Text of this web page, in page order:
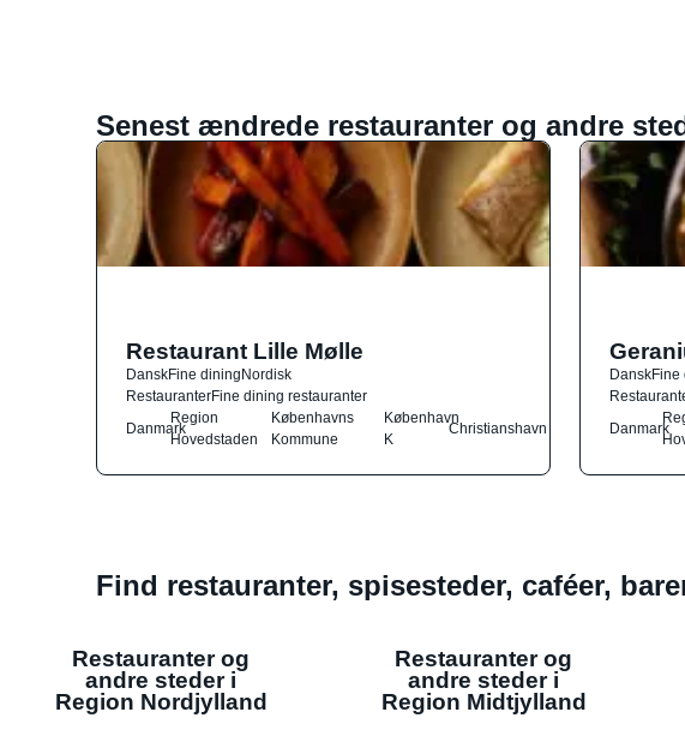
Senest ændrede restauranter og andre
Restaurant Lille Mølle
DanskFine diningNordisk
RestauranterFine dining restauranter
Danmark
Region
Hovedstaden
Københavns
Kommune
København
K
Christianshavn
DanskFine
Danmark
Find restauranter, spisesteder, caféer,
Restauranter og
andre steder i
Region Nordjylland
Restauranter og
andre steder i
Region Midtjylland